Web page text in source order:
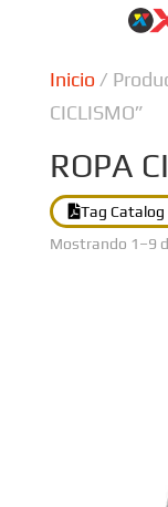
Inicio/
CICLISMO”
ROPA
Tag Catalog
Mostrando 1–9